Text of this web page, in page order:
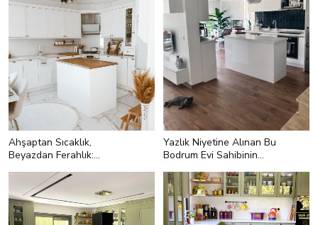
Ahşaptan Sıcaklık,
Beyazdan Ferahlık:
Yazlık Niyetine Alınan Bu
Bodrum Evi Sahibinin